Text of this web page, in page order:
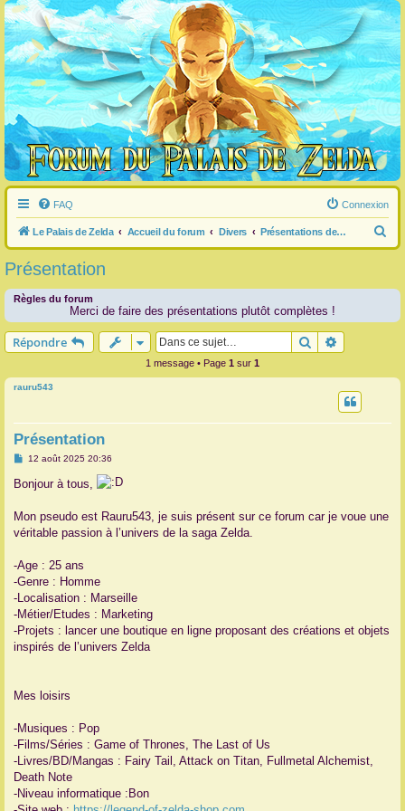
FAQ Connexion
Le Palais de Zelda Accueil du forum Divers Présentations des membres
e
r
Présentation
Règles du forum
Merci de faire des présentations plutôt complètes !
Répondre Rechercher
1 message • Page 1 sur 1
rauru543
Présentation
M
s
e
12 août 2025 20:36
Bonjour à tous,
Mon pseudo est Rauru543, je suis présent sur ce forum car je voue une
véritable passion à l’univers de la saga Zelda.
-Age : 25 ans
-Genre : Homme
-Localisation : Marseille
-Métier/Etudes : Marketing
-Projets : lancer une boutique en ligne proposant des créations et objets
inspirés de l’univers Zelda
Mes loisirs
-Musiques : Pop
-Films/Séries : Game of Thrones, The Last of Us
-Livres/BD/Mangas : Fairy Tail, Attack on Titan, Fullmetal Alchemist,
Death Note
-Niveau informatique :Bon